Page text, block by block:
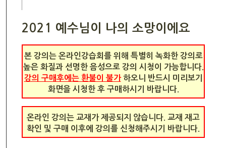
2021 예수님이 나의 소망이에요
본 강의는 온라인강습회를 위해 특별히 녹화한 강의로
높은 화질과 선명한 음성으로 강의 시청이 가능합니다.
강의 구매후에는 환불이 불가하오니 반드시 미리보기
화면을 시청한 후 구매하시기 바랍니다.
온라인 강의는 교재가 제공되지 않습니다. 교재 재고
확인 및 구매 이후에 강의를 신청해주시기 바랍니다.